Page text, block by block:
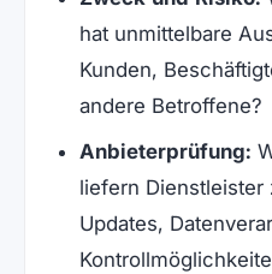
hat unmittelbare
Kunden,
andere Betroffene?
Anbieterprüfung:
liefern Dienstleister
Updates,